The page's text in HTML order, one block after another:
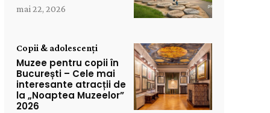
mai 22, 2026
Copii & adolescenți
Muzee pentru copii în
București – Cele mai
interesante atracții de
la „Noaptea Muzeelor”
2026